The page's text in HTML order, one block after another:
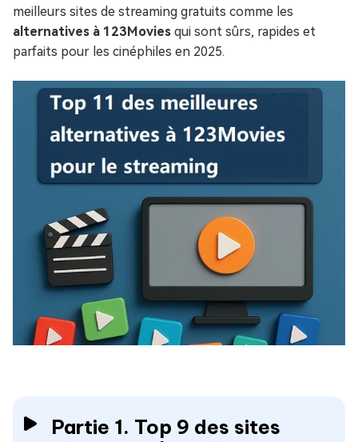
meilleurs sites de streaming gratuits comme les
alternatives à 123Movies qui sont sûrs, rapides et
parfaits pour les cinéphiles en 2025.
Partie 1. Top 9 des sites